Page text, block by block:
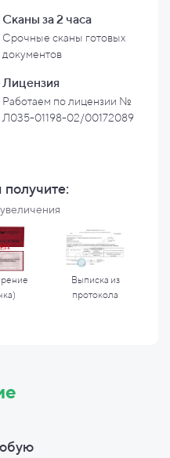
Сканы за 2 часа
Срочные сканы готовых
документов
Лицензия
Работаем по лицензии №
Л035-01198-02/00172089
получите:
Выписка из
протокола